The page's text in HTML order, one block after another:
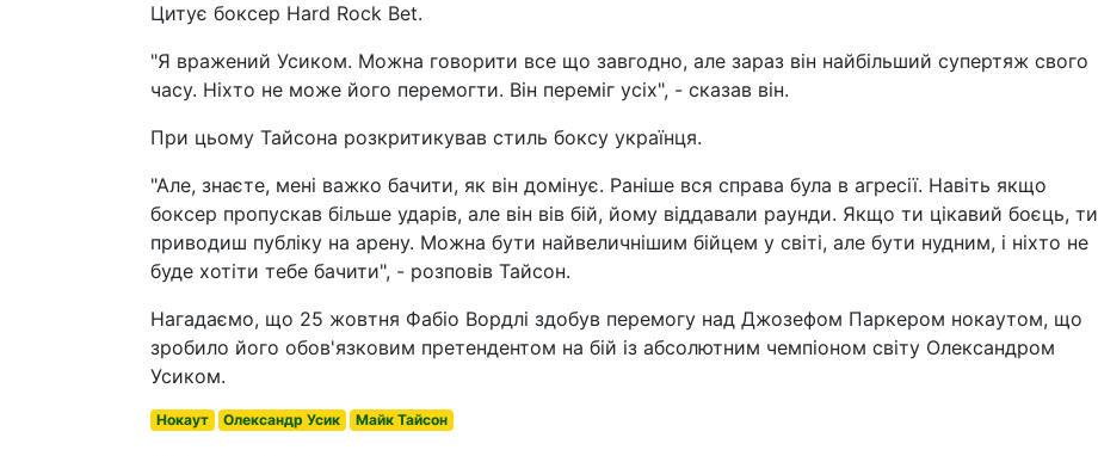
Цитує боксер Hard Rock Bet.
"Я вражений Усиком. Можна говорити все що завгодно, але зараз він найбільший супертяж свого
часу. Ніхто не може його перемогти. Він переміг усіх", - сказав він.
При цьому Тайсона розкритикував стиль боксу українця.
"Але, знаєте, мені важко бачити, як він домінує. Раніше вся справа була в агресії. Навіть якщо
боксер пропускав більше ударів, але він вів бій, йому віддавали раунди. Якщо ти цікавий боєць, ти
приводиш публіку на арену. Можна бути найвеличнішим бійцем у світі, але бути нудним, і ніхто не
буде хотіти тебе бачити", - розповів Тайсон.
Нагадаємо, що 25 жовтня Фабіо Вордлі здобув перемогу над Джозефом Паркером нокаутом, що
зробило його обов'язковим претендентом на бій із абсолютним чемпіоном світу Олександром
Усиком.
Нокаут Олександр Усик Майк Тайсон